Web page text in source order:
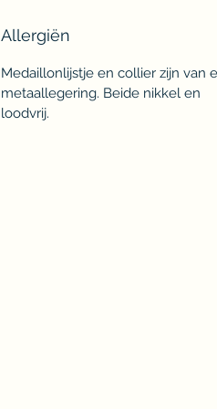
Allergiën
Medaillonlijstje en collier zijn van
metaallegering. Beide nikkel en
loodvrij.